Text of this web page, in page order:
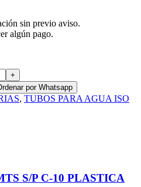
sin previo aviso.
algún pago.
por Whatsapp
, TUBOS PARA AGUA ISO
S/P C-10 PLASTICA